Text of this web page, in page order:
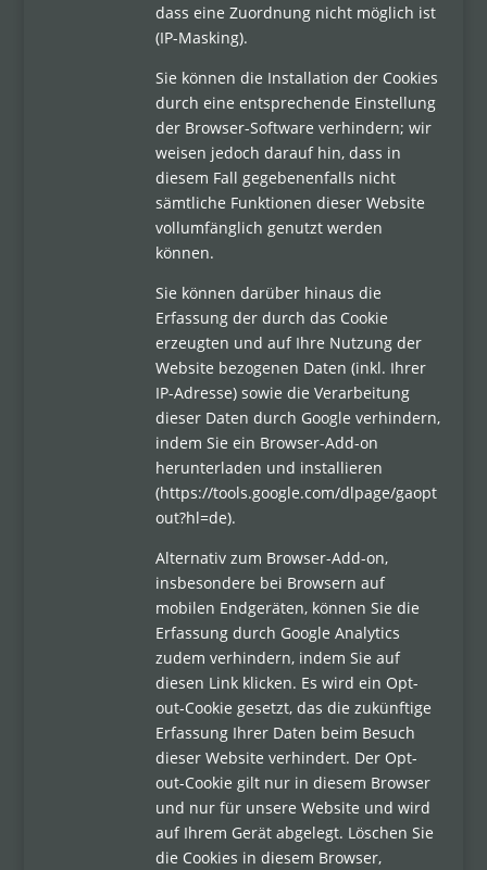
dass eine Zuordnung nicht möglich ist
(IP-Masking).
Sie können die Installation der Cookies
durch eine entsprechende Einstellung
der Browser-Software verhindern; wir
weisen jedoch darauf hin, dass in
diesem Fall gegebenenfalls nicht
sämtliche Funktionen dieser Website
vollumfänglich genutzt werden
können.
Sie können darüber hinaus die
Erfassung der durch das Cookie
erzeugten und auf Ihre Nutzung der
Website bezogenen Daten (inkl. Ihrer
IP-Adresse) sowie die Verarbeitung
dieser Daten durch Google verhindern,
indem Sie ein Browser-Add-on
herunterladen und installieren
(https://tools.google.com/dlpage/gaopt
out?hl=de).
Alternativ zum Browser-Add-on,
insbesondere bei Browsern auf
mobilen Endgeräten, können Sie die
Erfassung durch Google Analytics
zudem verhindern, indem Sie auf
diesen Link klicken. Es wird ein Opt-
out-Cookie gesetzt, das die zukünftige
Erfassung Ihrer Daten beim Besuch
dieser Website verhindert. Der Opt-
out-Cookie gilt nur in diesem Browser
und nur für unsere Website und wird
auf Ihrem Gerät abgelegt. Löschen Sie
die Cookies in diesem Browser,